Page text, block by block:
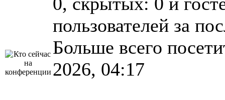
пользователей за
Больше всего
2026, 04:17